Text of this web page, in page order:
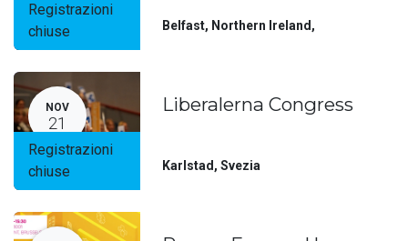
Registrazioni
chiuse
Belfast, Northern Ireland ,
NOV
21
Registrazioni
chiuse
Liberalerna Congress
Karlstad ,Svezia